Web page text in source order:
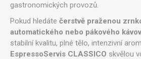
gastronomických provozů.
Pokud hledáte čerstvě praženou
automatického nebo pákového
stabilní kvalitu, plné tělo, intenzivní
EspressoServis CLASSICO skvělou